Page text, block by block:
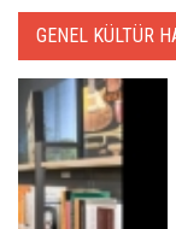
GENEL KÜLTÜR